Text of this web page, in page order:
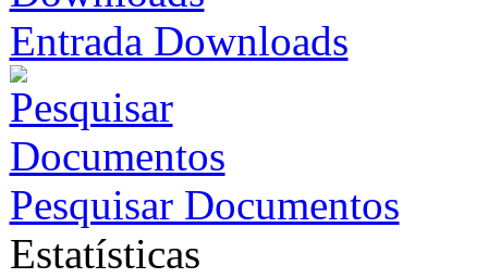
Entrada Downloads
Pesquisar Documentos
Estatísticas